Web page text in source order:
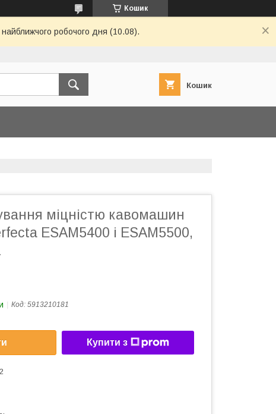
Кошик
робочого дня (10.08).
Кошик
міцністю кавомашин
ESAM5400 і ESAM5500,
Код: 5913210181
Купити з